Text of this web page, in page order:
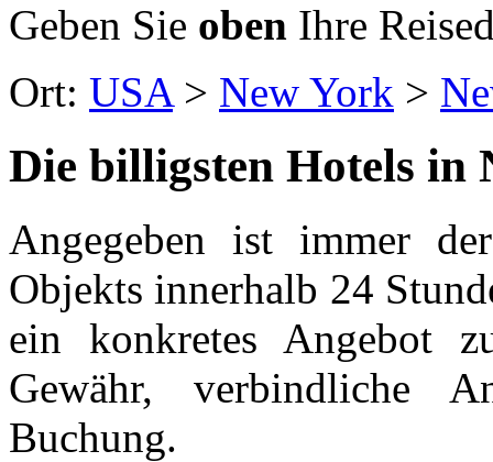
Geben Sie oben Ihre
Ort: USA> New York >
Die billigsten Hotels in
Angegeben ist immer
Objekts innerhalb 24
ein konkretes Angebot
Gewähr, verbindliche
Buchung.